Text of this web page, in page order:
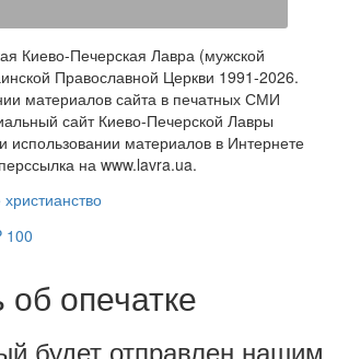
Киево-Печерская Лавра (мужской
Православной Церкви 1991-2026.
материалов сайта в печатных СМИ
сайт Киево-Печерской Лавры
использовании материалов в Интернете
на www.lavra.ua.
опечатке
будет отправлен нашим